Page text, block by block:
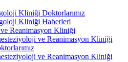
Kliniği Doktorlarımız
Kliniği Haberleri
Reanimasyon Kliniği
ve Reanimasyon Kliniği
ve Reanimasyon Kliniği